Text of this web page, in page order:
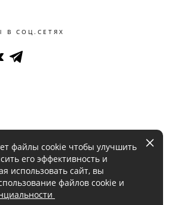
В СОЦ.СЕТЯХ
файлы cookie чтобы улучшить
его эффективность и
использовать сайт, вы
файлов cookie и